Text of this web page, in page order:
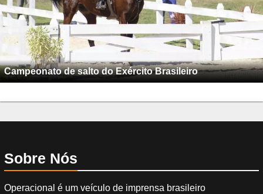
Campeonato de salto do Exército Brasileiro
Sobre Nós
Operacional é um veículo de imprensa brasileiro